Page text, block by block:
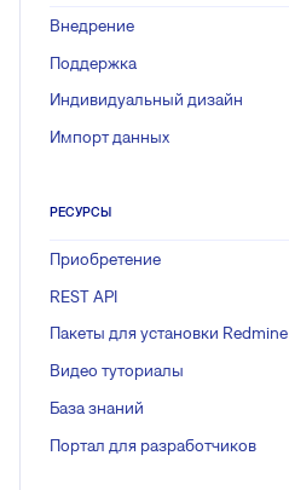
Внедрение
Поддержка
Индивидуальный дизайн
Импорт данных
РЕСУРСЫ
Приобретение
REST API
Пакеты для установки Redmine
Видео туториалы
База знаний
Портал для разработчиков